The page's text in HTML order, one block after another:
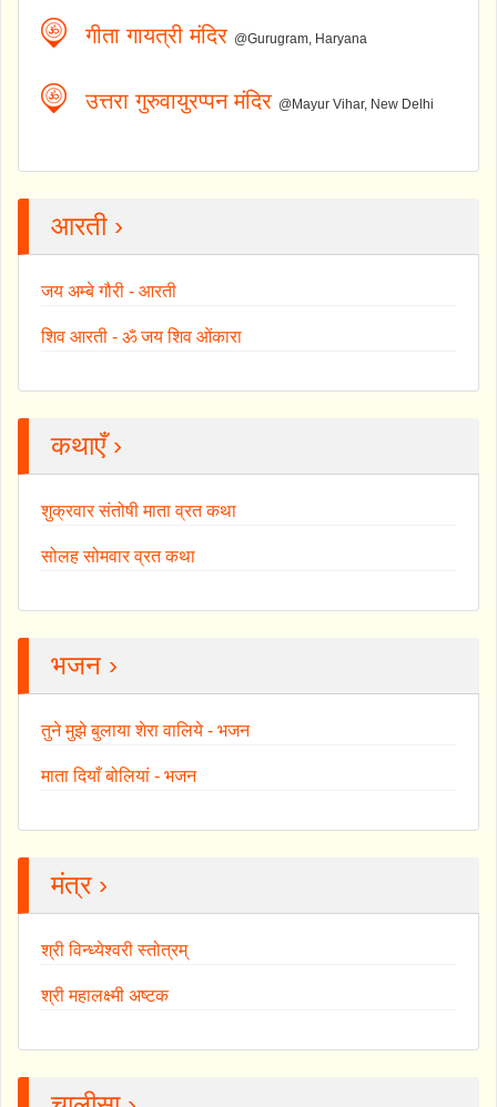
गीता गायत्री मंदिर @Gurugram, Haryana
उत्तरा गुरुवायुरप्पन मंदिर @Mayur Vihar, New Delhi
आरती ›
जय अम्बे गौरी - आरती
शिव आरती - ॐ जय शिव ओंकारा
कथाएँ ›
शुक्रवार संतोषी माता व्रत कथा
सोलह सोमवार व्रत कथा
भजन ›
तुने मुझे बुलाया शेरा वालिये - भजन
माता दियाँ बोलियां - भजन
मंत्र ›
श्री विन्ध्येश्वरी स्तोत्रम्
श्री महालक्ष्मी अष्टक